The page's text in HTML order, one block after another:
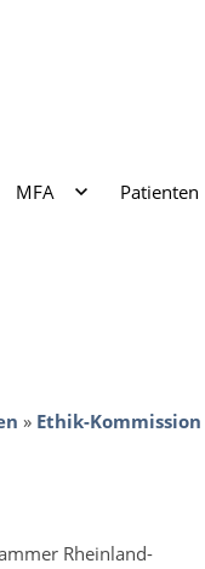
MFA Patienten
» Ethik-Kommission
Rheinland-